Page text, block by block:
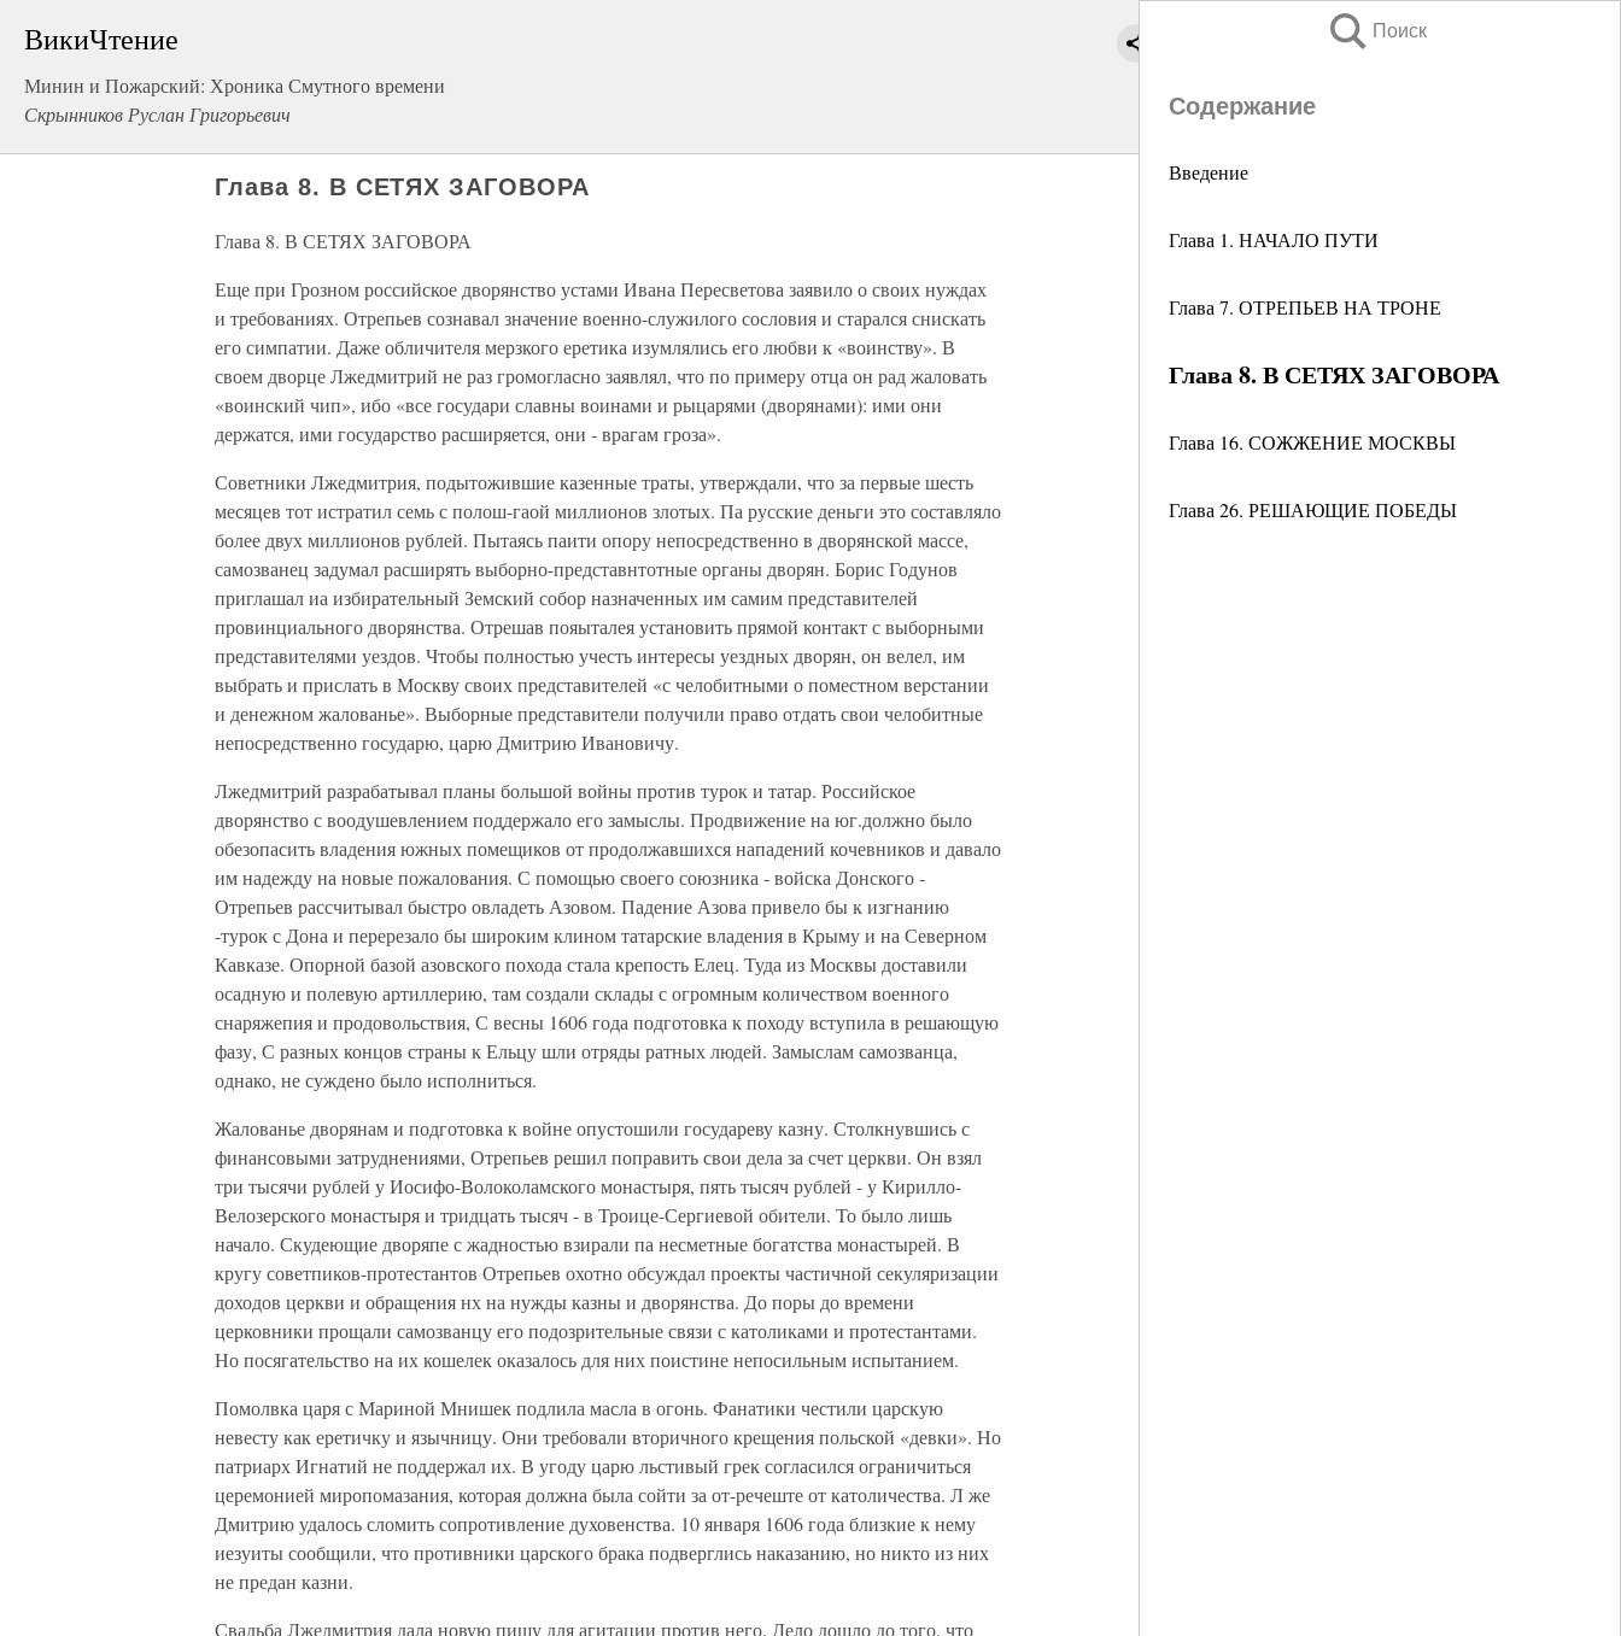
ВикиЧтение
Минин и Пожарский: Хроника Смутного времени
Скрынников Руслан Григорьевич
Поиск
Содержание
Введение
Глава 1. НАЧАЛО ПУТИ
Глава 7. ОТРЕПЬЕВ НА ТРОНЕ
Глава 8. В СЕТЯХ ЗАГОВОРА
Глава 16. СОЖЖЕНИЕ МОСКВЫ
Глава 26. РЕШАЮЩИЕ ПОБЕДЫ
Глава 8. В СЕТЯХ ЗАГОВОРА
Глава 8. В СЕТЯХ ЗАГОВОРА
Еще при Грозном российское дворянство устами Ивана Пересветова заявило о своих нуждах
и требованиях. Отрепьев сознавал значение военно-служилого сословия и старался снискать
его симпатии. Даже обличителя мерзкого еретика изумлялись его любви к «воинству». В
своем дворце Лжедмитрий не раз громогласно заявлял, что по примеру отца он рад жаловать
«воинский чип», ибо «все государи славны воинами и рыцарями (дворянами): ими они
держатся, ими государство расширяется, они - врагам гроза».
Советники Лжедмитрия, подытожившие казенные траты, утверждали, что за первые шесть
месяцев тот истратил семь с полош-гаой миллионов злотых. Па русские деньги это составляло
более двух миллионов рублей. Пытаясь паити опору непосредственно в дворянской массе,
самозванец задумал расширять выборно-представнтотные органы дворян. Борис Годунов
приглашал иа избирательный Земский собор назначенных им самим представителей
провинциального дворянства. Отрешав пояыталея установить прямой контакт с выборными
представителями уездов. Чтобы полностью учесть интересы уездных дворян, он велел, им
выбрать и прислать в Москву своих представителей «с челобитными о поместном верстании
и денежном жалованье». Выборные представители получили право отдать свои челобитные
непосредственно государю, царю Дмитрию Ивановичу.
Лжедмитрий разрабатывал планы большой войны против турок и татар. Российское
дворянство с воодушевлением поддержало его замыслы. Продвижение на юг.должно было
обезопасить владения южных помещиков от продолжавшихся нападений кочевников и давало
им надежду на новые пожалования. С помощью своего союзника - войска Донского -
Отрепьев рассчитывал быстро овладеть Азовом. Падение Азова привело бы к изгнанию
-турок с Дона и перерезало бы широким клином татарские владения в Крыму и на Северном
Кавказе. Опорной базой азовского похода стала крепость Елец. Туда из Москвы доставили
осадную и полевую артиллерию, там создали склады с огромным количеством военного
снаряжепия и продовольствия, С весны 1606 года подготовка к походу вступила в решающую
фазу, С разных концов страны к Ельцу шли отряды ратных людей. Замыслам самозванца,
однако, не суждено было исполниться.
Жалованье дворянам и подготовка к войне опустошили государеву казну. Столкнувшись с
финансовыми затруднениями, Отрепьев решил поправить свои дела за счет церкви. Он взял
три тысячи рублей у Иосифо-Волоколамского монастыря, пять тысяч рублей - у Кирилло-
Велозерского монастыря и тридцать тысяч - в Троице-Сергиевой обители. То было лишь
начало. Скудеющие дворяпе с жадностью взирали па несметные богатства монастырей. В
кругу советпиков-протестантов Отрепьев охотно обсуждал проекты частичной секуляризации
доходов церкви и обращения нх на нужды казны и дворянства. До поры до времени
церковники прощали самозванцу его подозрительные связи с католиками и протестантами.
Но посягательство на их кошелек оказалось для них поистине непосильным испытанием.
Помолвка царя с Мариной Мнишек подлила масла в огонь. Фанатики честили царскую
невесту как еретичку и язычницу. Они требовали вторичного крещения польской «девки». Но
патриарх Игнатий не поддержал их. В угоду царю льстивый грек согласился ограничиться
церемонией миропомазания, которая должна была сойти за от-речеште от католичества. Л же
Дмитрию удалось сломить сопротивление духовенства. 10 января 1606 года близкие к нему
иезуиты сообщили, что противники царского брака подверглись наказанию, но никто из них
не предан казни.
Свадьба Лжедмитрия дала новую пищу для агитации против него. Дело дошло до того, что